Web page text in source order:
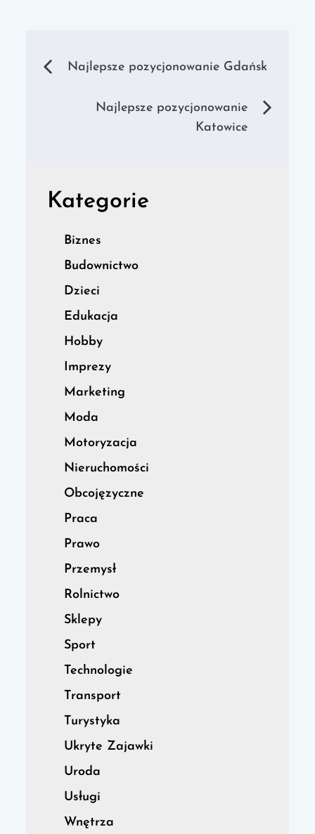
Nawigacja
wpisu
Najlepsze pozycjonowanie Gdańsk
Najlepsze pozycjonowanie
Katowice
Kategorie
Biznes
Budownictwo
Dzieci
Edukacja
Hobby
Imprezy
Marketing
Moda
Motoryzacja
Nieruchomości
Obcojęzyczne
Praca
Prawo
Przemysł
Rolnictwo
Sklepy
Sport
Technologie
Transport
Turystyka
Ukryte Zajawki
Uroda
Usługi
Wnętrza